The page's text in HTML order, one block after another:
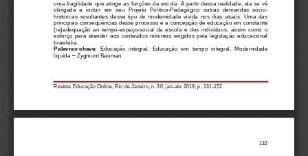
Revista Educação Online, Rio de Janeiro, n. 30, jan-abr 2019 , p. 131 -152
uma fragilidade que atinge as funções da escola . A partir dessa realidade , ela se vê
obrigada
a incluir  em  seu  Projeto Político-Pedagógico  outras  demandas  sócio-
históricas  resultantes  desse  tipo  de  modernidade  vivida  nos  dias  atuais.  Uma  das
principais consequências desse processo é a concepção de educação em constante
(re)adequação  ao  tempo -espaço -social  da  escola  e  dos  indivíduos,  assim  como  o
esforço  para atender aos  conteúdos  mínimos  exigidos  pela  legislação  educacional
brasileira.
Palavras-chave: Educação integral, Educação  em tempo  integral,
Modernidade
líquida – Zygmunt Bauman
132